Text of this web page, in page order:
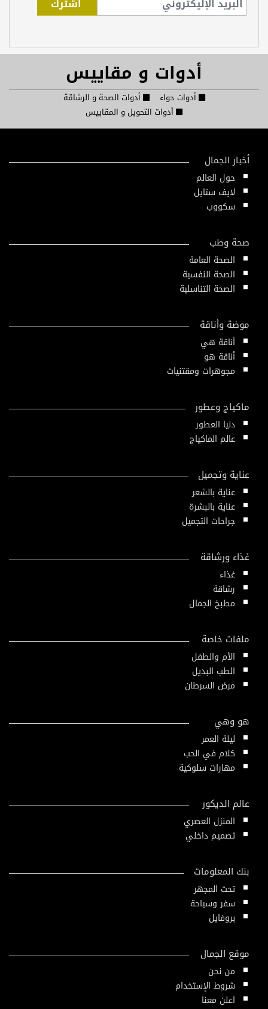
أدوات و مقاييس
أدوات حواء
أدوات الصحة و الرشاقة
أدوات التحويل و المقاييس
أخبار الجمال
حول العالم
لايف ستايل
سكووب
صحة وطب
الصحة العامة
الصحة النفسية
الصحة التناسلية
موضة وأناقة
أناقة هي
أناقة هو
مجوهرات ومقتنيات
ماكياج وعطور
دنيا العطور
عالم الماكياج
عناية وتجميل
عناية بالشعر
عناية بالبشرة
جراحات التجميل
غذاء ورشاقة
غذاء
رشاقة
مطبخ الجمال
ملفات خاصة
الأم والطفل
الطب البديل
مرض السرطان
هو وهي
ليلة العمر
كلام في الحب
مهارات سلوكية
عالم الديكور
المنزل العصري
تصميم داخلي
بنك المعلومات
تحت المجهر
سفر وسياحة
بروفايل
موقع الجمال
من نحن
شروط الإستخدام
اعلن معنا